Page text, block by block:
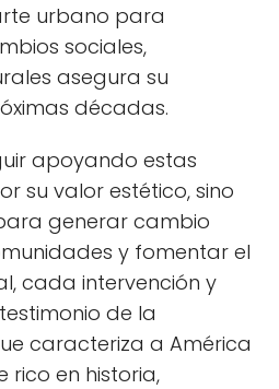
urbano para
sociales,
asegura su
décadas.
apoyando estas
su valor estético, sino
generar cambio
y fomentar el
cada intervención y
de la
caracteriza a América
rico en historia,